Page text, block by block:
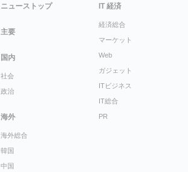
ニューストップ
主要
国内
社会
政治
海外
海外総合
韓国
中国
IT 経済
経済総合
マーケット
Web
ガジェット
ITビジネス
IT総合
PR